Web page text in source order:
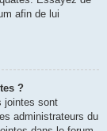
afin de lui
?
jointes sont
administrateurs du